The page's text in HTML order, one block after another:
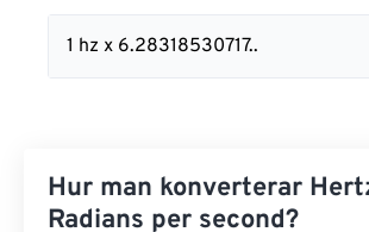
1 hz x 6.28318530717..
Hur man konverterar
Radians per second?